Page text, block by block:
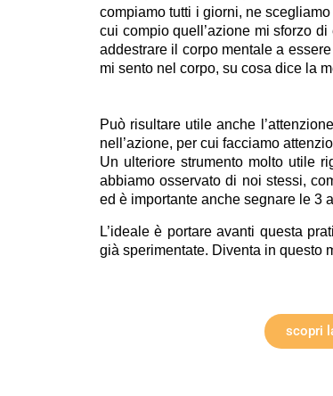
compiamo tutti i giorni, ne
cui compio quell’azione mi sforzo
addestrare il corpo mentale a
mi sento nel corpo, su cosa dice la
Può risultare utile anche
nell’azione, per cui facciamo
Un ulteriore strumento molto utile
abbiamo osservato di noi stessi,
ed è importante anche segnare le 3
L’ideale è portare avanti questa
già sperimentate. Diventa in questo
scopri